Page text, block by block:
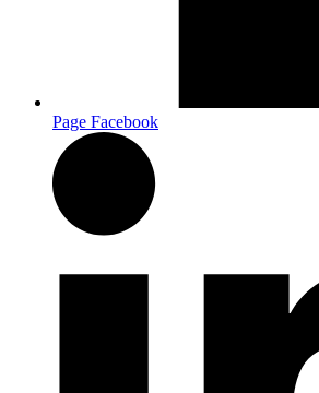
Page Facebook